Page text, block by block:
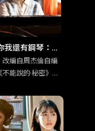
還有鋼琴：
》重現經典的新
改編自周杰倫自編
能說的·秘密》，